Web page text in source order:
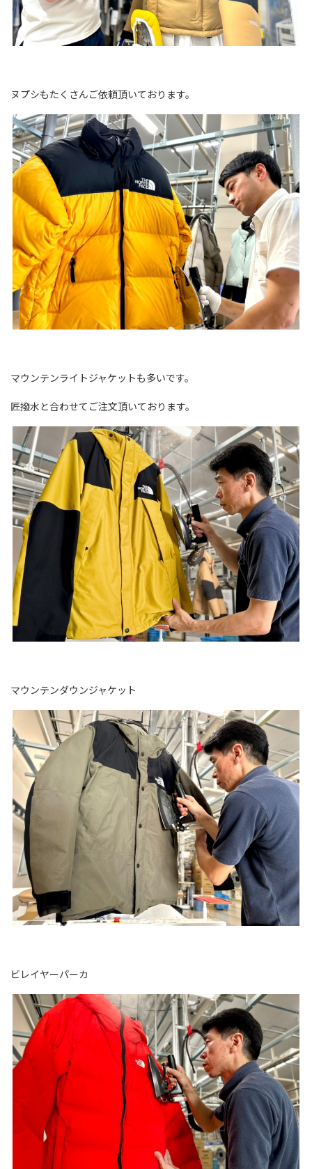
ヌプシもたくさんご依頼頂いております。
マウンテンライトジャケットも多いです。
匠撥水と合わせてご注文頂いております。
マウンテンダウンジャケット
ビレイヤーパーカ